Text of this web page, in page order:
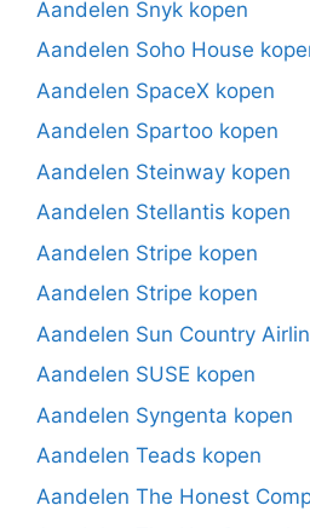
Aandelen Snyk kopen
Aandelen Soho House
Aandelen SpaceX kopen
Aandelen Spartoo kopen
Aandelen Steinway kopen
Aandelen Stellantis kopen
Aandelen Stripe kopen
Aandelen Stripe kopen
Aandelen Sun Country
Aandelen SUSE kopen
Aandelen Syngenta kopen
Aandelen Teads kopen
Aandelen The Honest